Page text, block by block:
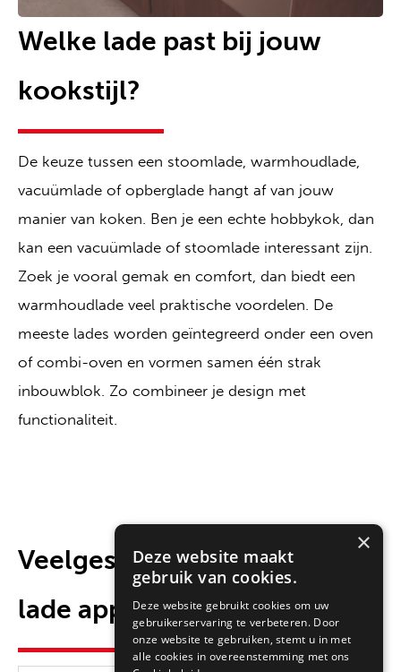
Welke lade past bij jouw
kookstijl?
De keuze tussen een stoomlade, warmhoudlade,
vacuümlade of opberglade hangt af van jouw
manier van koken. Ben je een echte hobbykok, dan
kan een vacuümlade of stoomlade interessant zijn.
Zoek je vooral gemak en comfort, dan biedt een
warmhoudlade veel praktische voordelen. De
meeste lades worden geïntegreerd onder een oven
of combi-oven en vormen samen één strak
inbouwblok. Zo combineer je design met
functionaliteit.
Veelgestelde vragen over
lade apparatuur
×
Deze website maakt
gebruik van cookies.
Deze website gebruikt cookies om uw
gebruikerservaring te verbeteren. Door
onze website te gebruiken, stemt u in met
alle cookies in overeenstemming met ons